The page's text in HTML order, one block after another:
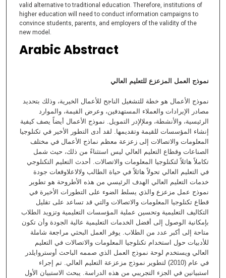
valid alternative to traditional education. Therefore, institutions of
higher education will need to conduct information campaigns to
convince students, parents, and employers of the validity of the
new model.
Arabic Abstract
نموذج العمل المزعزع للتعليم العالي
نموذج الأعمال هو خطة للتشغيل الناجح للأعمال الخيرية، وذلك بتحديد
مصادر الإيرادات والعملاء المستهدفين، وعرض القيمة، والموارد
الرئيسية، والأنشطة، وملإلإدر التمويل. نموذج الأعمال أيضاً يصف كيفية
إنشاء المؤسسات للقيمة وتقديمها. لقد أدى التطور الأخير في تكنلوجيا
المعلومات والاتصالات إلى زعزعة معظم نماذج الأعمال في مختلف
الصناعات وقطاع التعليم العالي ليس استثناءً من ذلك، حيث شمل
تكاملاً هائلاً لتكنلوجيا المعلومات والاتصالات. أحدث التعليم التكنلوجي
في التعليم العالي تحولاً هائلاً في حياة الطالب ولالاعلاوقعات جودة
خدمات التعليم العالي الهدف الرئيسي من هذه الأطروحة هو تطوير
نموذج عمل مزعزع والذي يسلط الضوء على التطورات الأخيرة في
قطاع تكنلوجيا المعلومات والاتصالات والتي قد تساعد على تقليل
التكاليف التعليمية وتحسين عملية المؤسسات التعليمية وتزويد الطلاب
بإمكانية الوصول إلى أفضل الخدمات التعليمية عالية الجودة وأن تكون
متاحة إلى أكبر عدد من الطلاب. يوفر العمل البحثي مراجعة شاملة
للأدبيات حول استخدام تكنلوجيا المعلومات والاتصالات في التعليم
العالي ويستخدم لوحة نموذج العمل الذي صممه الباحث أوستروايلدر
في عام (2010) لتطوير نموذج مزعزعة التعليم العالي. تم إجراء
استبيانين في الجزء التجريبي من هذه الدراسة. يبحث الاستبيان الأول